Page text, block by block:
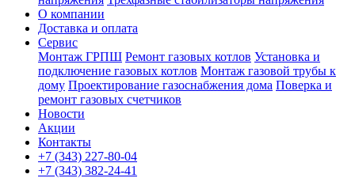
О компании
Доставка и оплата
Сервис
Монтаж ГРПШ Ремонт газовых котлов Установка и
подключение газовых котлов Монтаж газовой трубы к
дому Проектирование газоснабжения дома Поверка и
ремонт газовых счетчиков
Новости
Акции
Контакты
+7 (343) 227-80-04
+7 (343) 382-24-41